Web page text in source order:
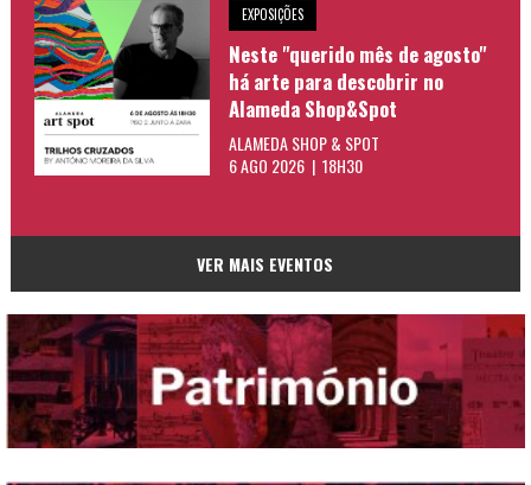
EXPOSIÇÕES
Neste "querido mês de agosto"
há arte para descobrir no
Alameda Shop&Spot
ALAMEDA SHOP & SPOT
6 AGO 2026 | 18H30
VER MAIS EVENTOS